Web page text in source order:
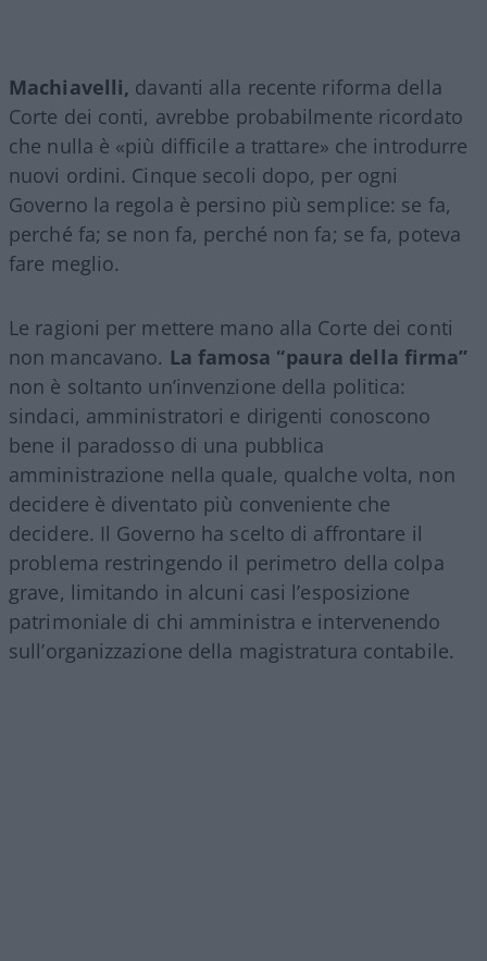
Machiavelli, davanti alla recente riforma della
Corte dei conti, avrebbe probabilmente ricordato
che nulla è «più difficile a trattare» che introdurre
nuovi ordini. Cinque secoli dopo, per ogni
Governo la regola è persino più semplice: se fa,
perché fa; se non fa, perché non fa; se fa, poteva
fare meglio.
Le ragioni per mettere mano alla Corte dei conti
non mancavano. La famosa “paura della firma”
non è soltanto un’invenzione della politica:
sindaci, amministratori e dirigenti conoscono
bene il paradosso di una pubblica
amministrazione nella quale, qualche volta, non
decidere è diventato più conveniente che
decidere. Il Governo ha scelto di affrontare il
problema restringendo il perimetro della colpa
grave, limitando in alcuni casi l’esposizione
patrimoniale di chi amministra e intervenendo
sull’organizzazione della magistratura contabile.